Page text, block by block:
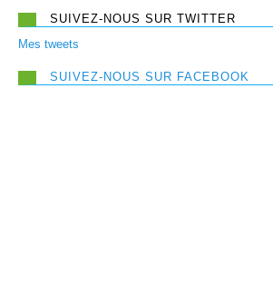
SUIVEZ-NOUS SUR TWITTER
Mes tweets
SUIVEZ-NOUS SUR FACEBOOK